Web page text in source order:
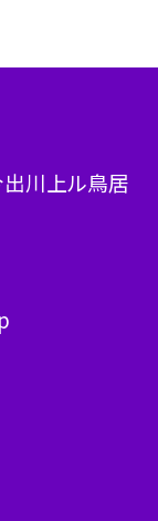
川上ル鳥居